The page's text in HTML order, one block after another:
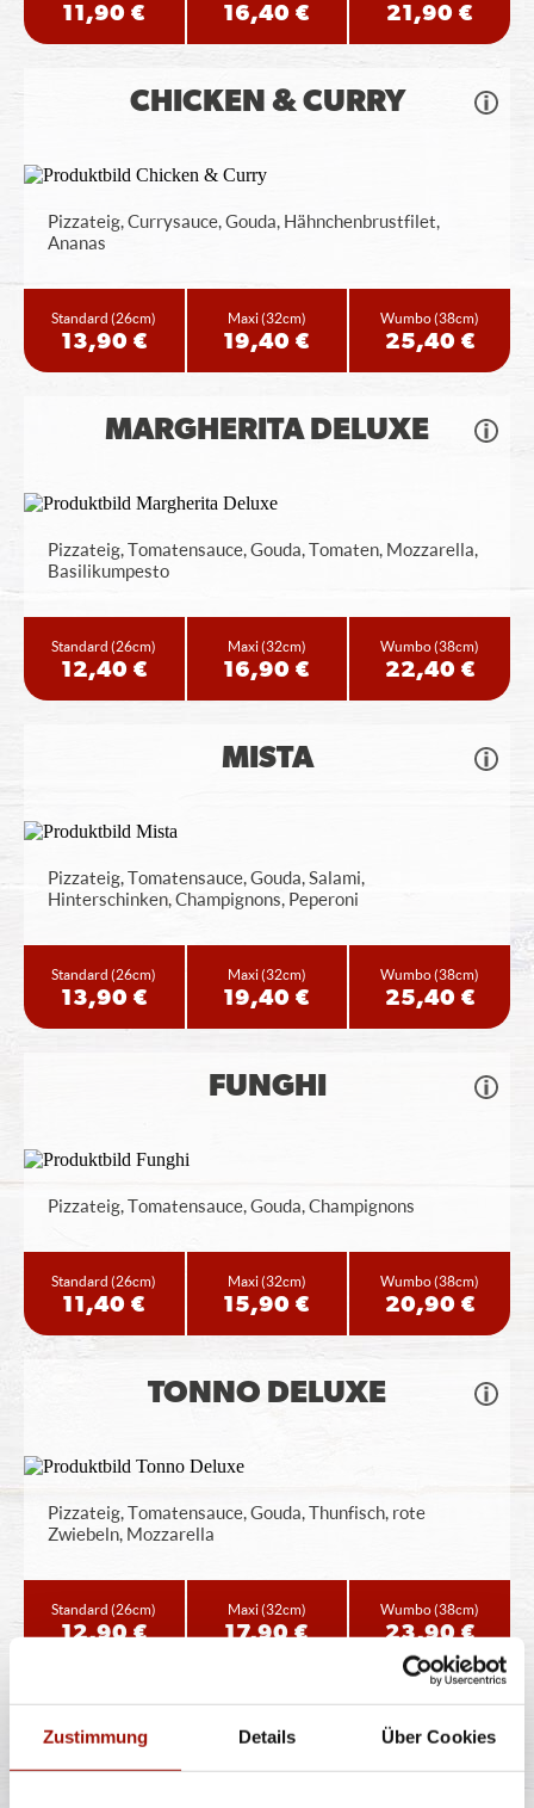
Zustimmung Details Über Cookies
11,90 € 16,40 € 21,90 €
CHICKEN & CURRY
Pizzateig, Currysauce, Gouda, Hähnchenbrustfilet,
Ananas
Standard(26cm)
13,90 €
Maxi(32cm)
19,40 €
Wumbo(38cm)
25,40 €
MARGHERITA DELUXE
Pizzateig, Tomatensauce, Gouda, Tomaten, Mozzarella,
Basilikumpesto
Standard(26cm)
12,40 €
Maxi(32cm)
16,90 €
Wumbo(38cm)
22,40 €
MISTA
Pizzateig, Tomatensauce, Gouda, Salami,
Hinterschinken, Champignons, Peperoni
Standard(26cm)
13,90 €
Maxi(32cm)
19,40 €
Wumbo(38cm)
25,40 €
FUNGHI
Pizzateig, Tomatensauce, Gouda, Champignons
Standard(26cm)
11,40 €
Maxi(32cm)
15,90 €
Wumbo(38cm)
20,90 €
TONNO DELUXE
Pizzateig, Tomatensauce, Gouda, Thunfisch, rote
Zwiebeln, Mozzarella
Standard(26cm)
12,90 €
Maxi(32cm)
17,90 €
Wumbo(38cm)
23,90 €